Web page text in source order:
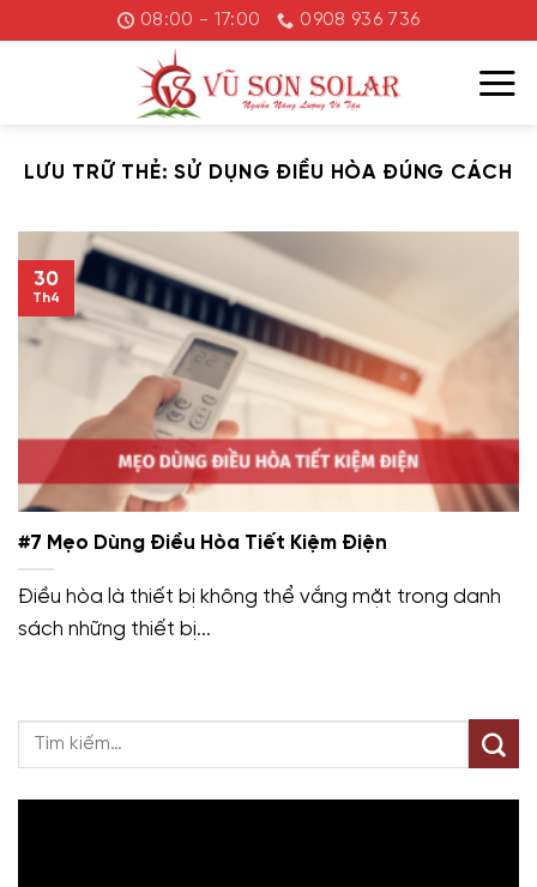
đến
08:00 - 17:00 0908 936 736
LƯU TRỮ THẺ:SỬ DỤNG ĐIỀU HÒA ĐÚNG CÁCH
#7 Mẹo Dùng Điều Hòa Tiết Kiệm Điện
Điều hòa là thiết bị không thể vắng mặt trong danh
sách những thiết bị...
30
Th4